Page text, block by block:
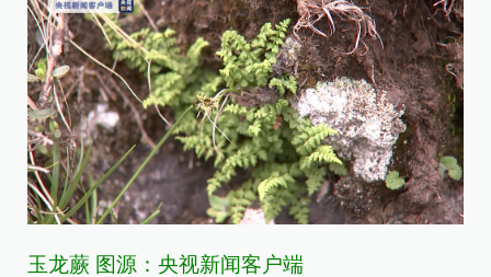
玉龙蕨 图源：央视新闻客户端